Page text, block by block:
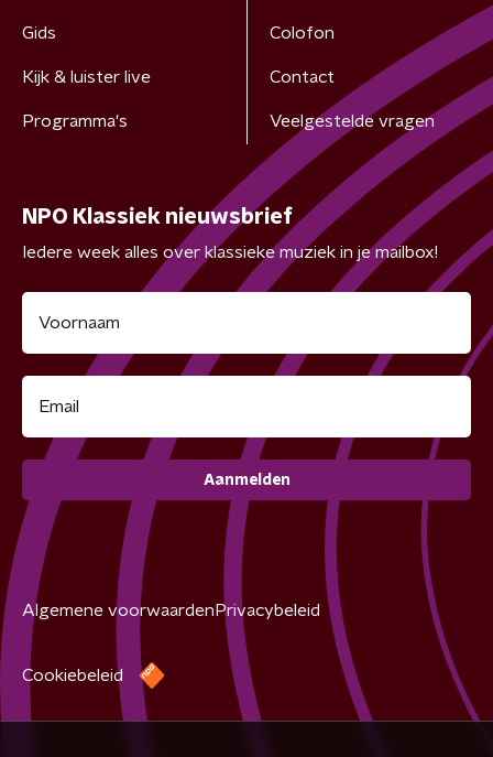
Gids
Kijk & luister live
Programma's
Colofon
Contact
Veelgestelde vragen
NPO Klassiek nieuwsbrief
Iedere week alles over klassieke muziek in je mailbox!
Aanmelden
Algemene voorwaarden Privacybeleid
Cookiebeleid